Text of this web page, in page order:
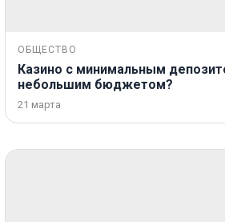
ОБЩЕСТВО
Казино с минимальным
небольшим бюджетом?
21 марта